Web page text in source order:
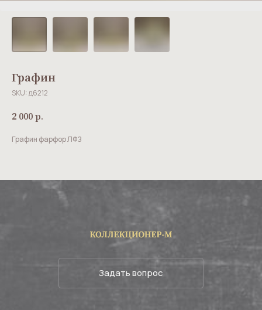
Графин
SKU:д6212
2 000р.
Графин фарфор ЛФЗ
Задать вопрос